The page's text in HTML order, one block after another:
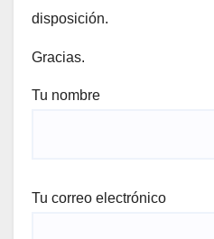
disposición.
Gracias.
Tu nombre
Tu correo electrónico